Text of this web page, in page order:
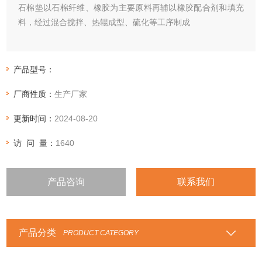
石棉垫以石棉纤维、橡胶为主要原料再辅以橡胶配合剂和填充
料，经过混合搅拌、热辊成型、硫化等工序制成
产品型号：
厂商性质：生产厂家
更新时间： 2024-08-20
访 问 量： 1640
产品咨询 联系我们
产品分类 PRODUCT CATEGORY